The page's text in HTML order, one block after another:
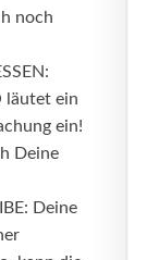
noch
läutet ein
ein!
Deine
Deine